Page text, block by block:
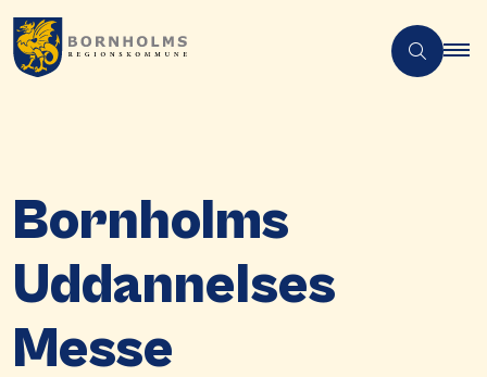
Bornholms
Uddannelses
Messe